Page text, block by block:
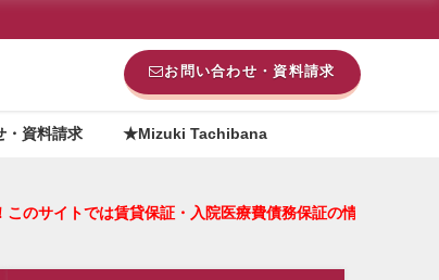
お問い合わせ・資料請求
・資料請求 ★Mizuki Tachibana
イトでは賃貸保証・入院医療費債務保証の情報に関